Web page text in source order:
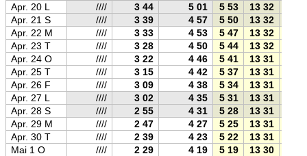
Apr. 20 L
//// 3 44 5 01 5 53 13 32
Apr. 21 S
//// 3 39 4 57 5 50 13 32
Apr. 22 M
//// 3 33 4 53 5 47 13 32
Apr. 23 T
//// 3 28 4 50 5 44 13 32
Apr. 24 O
//// 3 22 4 46 5 41 13 31
Apr. 25 T
//// 3 15 4 42 5 37 13 31
Apr. 26 F
//// 3 09 4 38 5 34 13 31
Apr. 27 L
//// 3 02 4 35 5 31 13 31
Apr. 28 S
//// 2 55 4 31 5 28 13 31
Apr. 29 M
//// 2 47 4 27 5 25 13 31
Apr. 30 T
//// 2 39 4 23 5 22 13 31
Mai 1 O
//// 2 29 4 19 5 19 13 30